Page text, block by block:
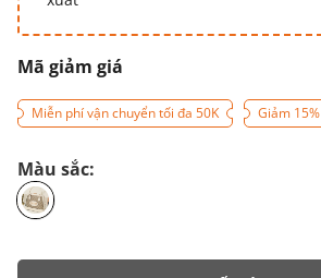
Mã giảm giá
Miễn phí vận chuyển tối đa 50K Giảm 15%
Màu sắc: